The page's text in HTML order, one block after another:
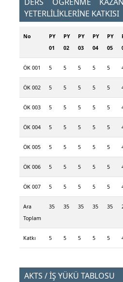
YETERLİLİKLERİNE KATKISI
No
PY
01
PY
02
PY
03
PY
04
PY
05
ÖK 001 5 5 5 5 5
ÖK 002 5 5 5 5 5
ÖK 003 5 5 5 5 5
ÖK 004 5 5 5 5 5
ÖK 005 5 5 5 5 5
ÖK 006 5 5 5 5 5
ÖK 007 5 5 5 5 5
Ara
Toplam
35 35 35 35 35
Katkı 5 5 5 5 5
AKTS / İŞ YÜKÜ TABLOSU